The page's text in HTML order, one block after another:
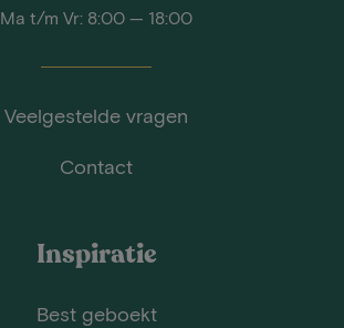
Ma t/m Vr: 8:00 — 18:00
Veelgestelde vragen
Contact
Inspiratie
Best geboekt